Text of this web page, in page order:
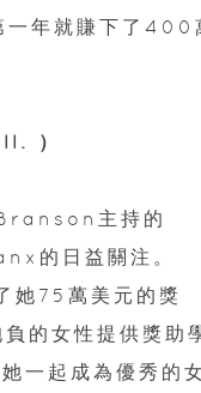
一年就賺下了400
）
主持的
的日益關注。
她75萬美元的獎
的女性提供獎助
一起成為優秀的